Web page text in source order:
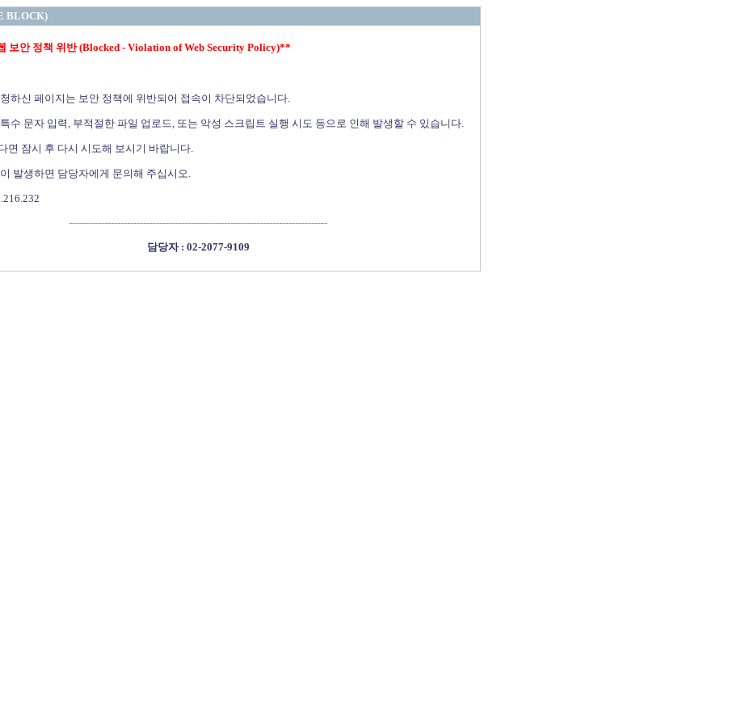
BLOCK)
보안 정책 위반 (Blocked - Violation of Web Security Policy)**
하신 페이지는 보안 정책에 위반되어 접속이 차단되었습니다.
수 문자 입력, 부적절한 파일 업로드, 또는 악성 스크립트 실행 시도 등으로 인해 발생할 수 있습니다.
면 잠시 후 다시 시도해 보시기 바랍니다.
발생하면 담당자에게 문의해 주십시오.
--------------------------------------------------------------------------------
담당자 : 02-2077-9109